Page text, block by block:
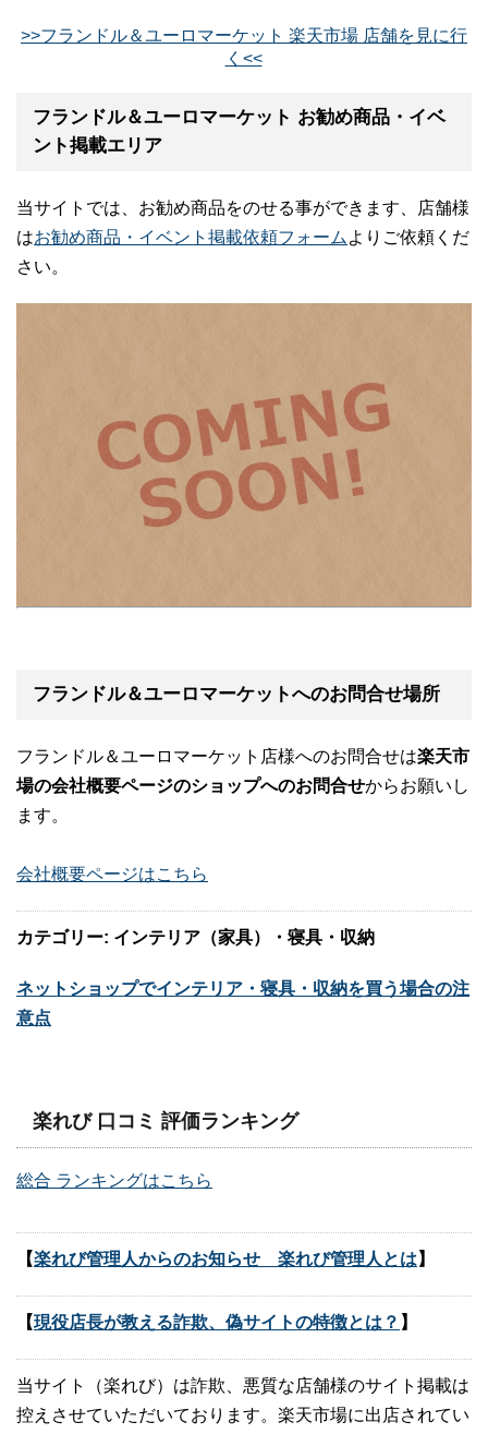
>>フランドル＆ユーロマーケット 楽天市場 店舗を見に行
く<<
フランドル＆ユーロマーケット お勧め商品・イベ
ント掲載エリア
当サイトでは、お勧め商品をのせる事ができます、店舗様
はお勧め商品・イベント掲載依頼フォーム よりご依頼くだ
さい。
フランドル＆ユーロマーケットへのお問合せ場所
フランドル＆ユーロマーケット店様へのお問合せは楽天市
場の会社概要ページのショップへのお問合せからお願いし
ます。
会社概要ページはこちら
カテゴリー: インテリア（家具）・寝具・収納
ネットショップでインテリア・寝具・収納を買う場合の注
意点
楽れび 口コミ 評価ランキング
総合 ランキングはこちら
【楽れび管理人からのお知らせ 楽れび管理人とは 】
【現役店長が教える詐欺、偽サイトの特徴とは？ 】
当サイト（楽れび）は詐欺、悪質な店舗様のサイト掲載は
控えさせていただいております。楽天市場に出店されてい